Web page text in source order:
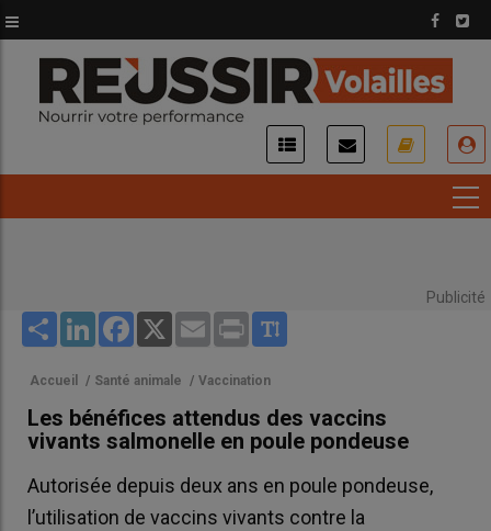
au
contenu
principal
Publicité
Share LinkedInFacebook
X Email Print
Accueil / Santé animale / Vaccination
Les bénéfices attendus des vaccins
vivants salmonelle en poule pondeuse
Autorisée depuis deux ans en poule pondeuse,
l’utilisation de vaccins vivants contre la